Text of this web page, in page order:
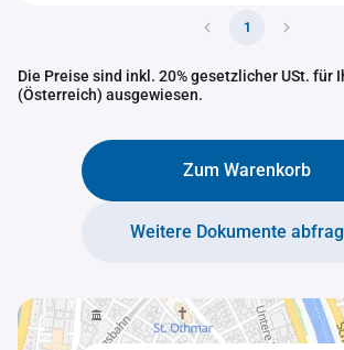
1
Die Preise sind inkl. 20% gesetzlicher USt. für
(Österreich) ausgewiesen.
Zum Warenkorb
Weitere Dokumente